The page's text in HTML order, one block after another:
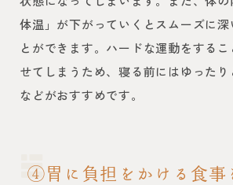
体温」が下がっていくとスムーズに深
とができます。ハードな運動をする
せてしまうため、寝る前にはゆった
などがおすすめです。
④胃に負担をかける食事